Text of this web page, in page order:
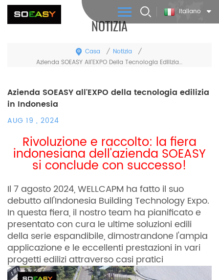
Italiano
NOTIZIA
Casa / Notizia
/
Azienda SOEASY All'EXPO Della Tecnologia Edilizia In Indonesia
Azienda SOEASY all'EXPO della tecnologia edilizia
in Indonesia
AUG 19 , 2024
Rivoluzione e raccolto: la fiera
indonesiana dell'azienda SOEASY
si conclude con successo!
Il 7 agosto 2024, WELLCAPM ha fatto il suo
debutto all'Indonesia Building Technology Expo.
In questa fiera, il nostro team ha pianificato e
presentato con cura le ultime soluzioni edili
della serie espandibile, dimostrandone l'ampia
applicazione e le eccellenti prestazioni in vari
progetti edilizi attraverso casi pratici